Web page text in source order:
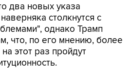
два новых указа
столкнутся с
однако Трамп
что, по его мнению, более
этот раз пройдут